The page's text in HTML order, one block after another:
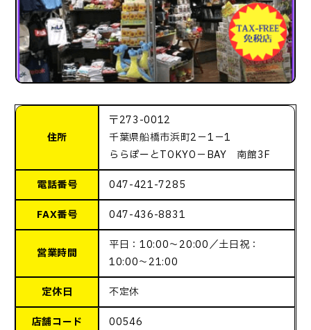
住所
〒273-0012
千葉県船橋市浜町2－1－1
ららぽーとTOKYO－BAY 南館3F
電話番号 047-421-7285
FAX番号 047-436-8831
営業時間
平日：10:00～20:00／土日祝：
10:00〜21:00
定休日 不定休
店舗コード 00546